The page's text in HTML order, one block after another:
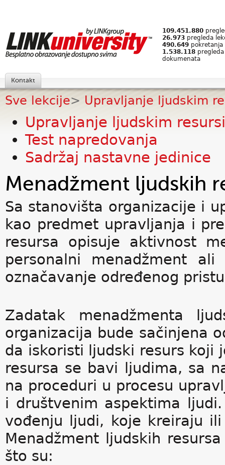
109.451.880
26.973 pregleda
490.649 pokretanja
1.538.118
dokumenata
Kontakt
Sve lekcije> Upravljanje ljudskim
Upravljanje ljudskim
Test napredovanja
Sadržaj nastavne jedinice
Menadžment ljudskih
Sa stanovišta organizacije i
kao predmet upravljanja i
resursa opisuje aktivnost
personalni menadžment
označavanje određenog
Zadatak menadžmenta
organizacija bude sačinjena
da iskoristi ljudski resurs koji
resursa se bavi ljudima, sa
na proceduri u procesu
i društvenim aspektima
vođenju ljudi, koje kreiraju
Menadžment ljudskih
što su: